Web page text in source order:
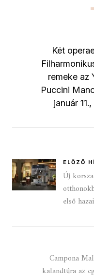
Két
remeke az
Puccini
január
ELŐZŐ
Új
első
Campona
kalandtúra az